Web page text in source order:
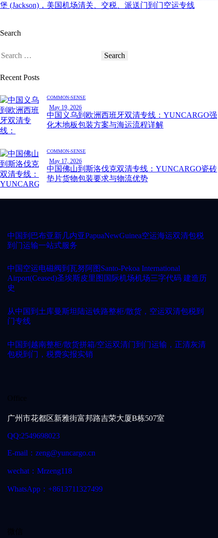
堡 (Jackson)，美国机场清关、交税、派送门到门空运专线
Search
Recent Posts
COMMON-SENSE
May 19, 2026
中国义乌到欧洲西班牙双清专线：YUNCARGO强
化木地板包装方案与海运流程详解
COMMON-SENSE
May 17, 2026
中国佛山到斯洛伐克双清专线：YUNCARGO瓷砖
垫片货物包装要求与物流优势
中国到巴布亚新几内亚PapuaNewGuinea空运海运双清包税
到门运输一站式服务
中国空运电磁阀到瓦努阿图Santo-Pekoa International
Airport(Ceased)圣埃斯皮里图国际机场机场三字代码 建造历
史
从中国到土库曼斯坦陆运铁路整柜/散货，空运双清包税到
门专线
中国到越南整柜/散货拼箱/空运双清门到门运输，正清灰清
包税到门，税费实报实销
广州市花都区新雅街富邦路吉荣大厦B栋507室
QQ:2549698023
E-mail：zeng@yuncargo.cn
wechat：Mrzeng118
WhatsApp：+8613711327499